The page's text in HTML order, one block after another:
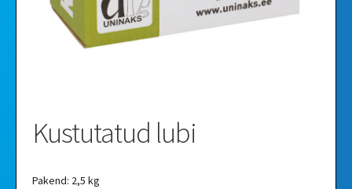
Kustutatud lubi
Pakend: 2,5 kg